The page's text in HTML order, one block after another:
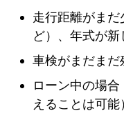
走行距離がま
ど）、年式が新
車検がまだまだ
ローン中の場
えることは可能